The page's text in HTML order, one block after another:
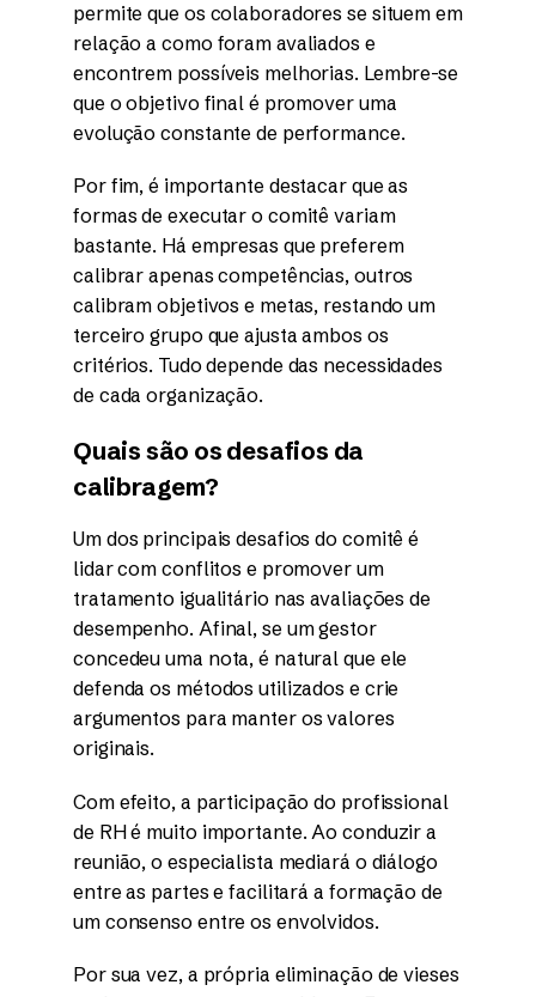
permite que os colaboradores se situem em
relação a como foram avaliados e
encontrem possíveis melhorias. Lembre-se
que o objetivo final é promover uma
evolução constante de performance.
Por fim, é importante destacar que as
formas de executar o comitê variam
bastante. Há empresas que preferem
calibrar apenas competências, outros
calibram objetivos e metas, restando um
terceiro grupo que ajusta ambos os
critérios. Tudo depende das necessidades
de cada organização.
Quais são os desafios da
calibragem?
Um dos principais desafios do comitê é
lidar com conflitos e promover um
tratamento igualitário nas avaliações de
desempenho. Afinal, se um gestor
concedeu uma nota, é natural que ele
defenda os métodos utilizados e crie
argumentos para manter os valores
originais.
Com efeito, a participação do profissional
de RH é muito importante. Ao conduzir a
reunião, o especialista mediará o diálogo
entre as partes e facilitará a formação de
um consenso entre os envolvidos.
Por sua vez, a própria eliminação de vieses